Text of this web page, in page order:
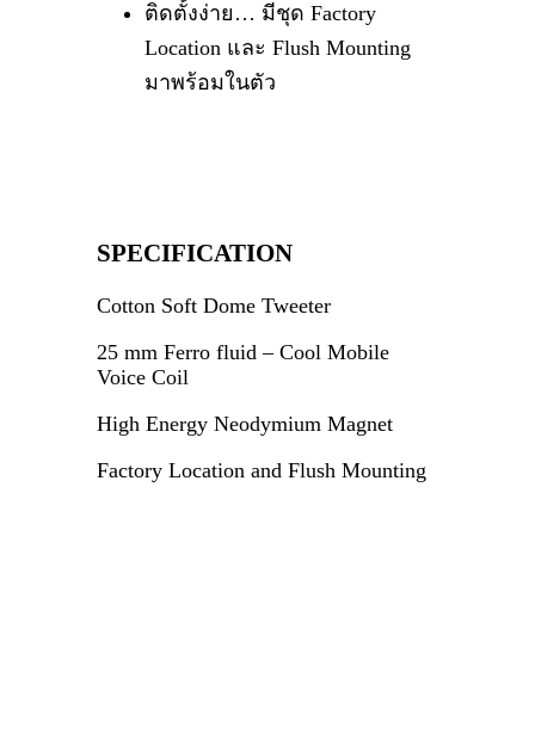
ติดตั้งง่าย… มีชุด Factory
Location และ Flush Mounting
มาพร้อมในตัว
SPECIFICATION
Cotton Soft Dome Tweeter
25 mm Ferro fluid – Cool Mobile
Voice Coil
High Energy Neodymium Magnet
Factory Location and Flush Mounting